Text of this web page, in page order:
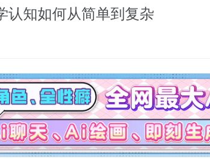
认知如何从简单到复杂